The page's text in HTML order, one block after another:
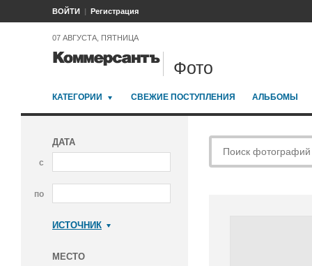
ВОЙТИ Регистрация
07 АВГУСТА, ПЯТНИЦА
Фото
КАТЕГОРИИ СВЕЖИЕ ПОСТУПЛЕНИЯ АЛЬБОМЫ
ДАТА
с
по
ИСТОЧНИК
МЕСТО